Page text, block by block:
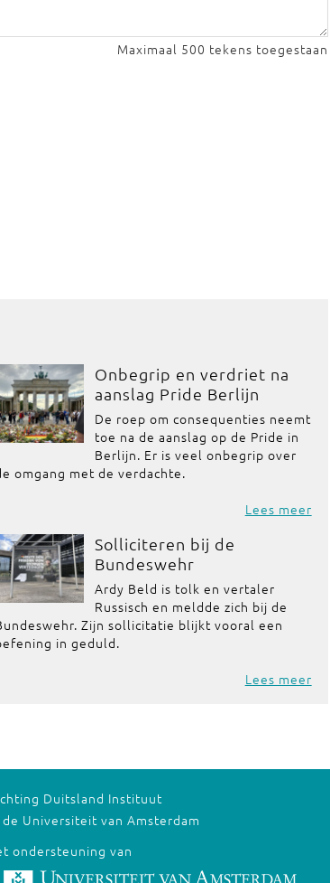
Maximaal 500 tekens toegestaan
Onbegrip en verdriet na
aanslag Pride Berlijn
De roep om consequenties neemt
toe na de aanslag op de Pride in
Berlijn. Er is veel onbegrip over
omgang met de verdachte.
Lees meer
Solliciteren bij de
Bundeswehr
Ardy Beld is tolk en vertaler
Russisch en meldde zich bij de
Zijn sollicitatie blijkt vooral een
in geduld.
Lees meer
Duitsland Instituut
Universiteit van Amsterdam
ondersteuning van